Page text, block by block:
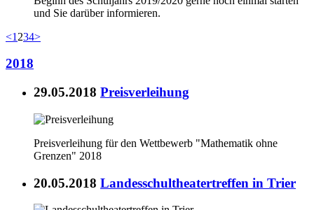
und Sie darüber informieren.
<1 234>
2018
29.05.2018 Preisverleihung
Preisverleihung für den Wettbewerb "Mathematik ohne
Grenzen" 2018
20.05.2018 Landesschultheatertreffen in Trier